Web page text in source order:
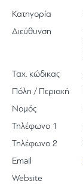
Κατηγορία
Διεύθυνση
Ταχ. κώδικας
Πόλη / Περιοχή
Νομός
Τηλέφωνο 1
Τηλέφωνο 2
Email
Website